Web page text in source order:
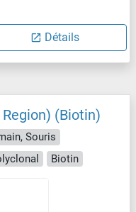
Détails
(Biotin)
Souris
Biotin